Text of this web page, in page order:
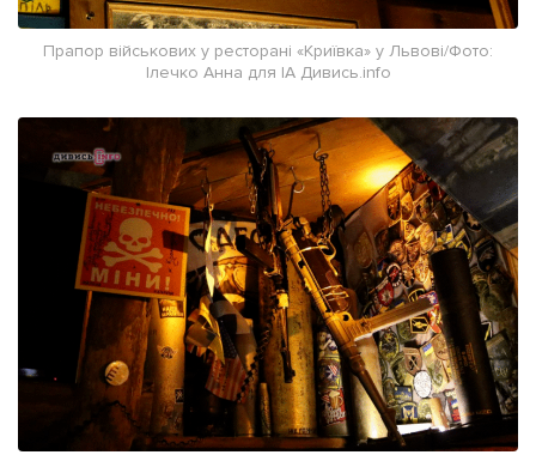
Прапор військових у ресторані «Криївка» у Львові/Фото:
Ілечко Анна для ІА Дивись.info